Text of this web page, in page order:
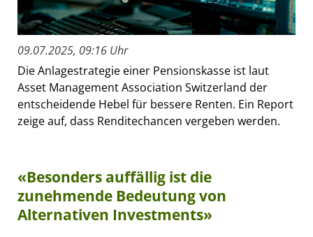
09.07.2025, 09:16 Uhr
Die Anlagestrategie einer Pensionskasse ist laut
Asset Management Association Switzerland der
entscheidende Hebel für bessere Renten. Ein Report
zeige auf, dass Renditechancen vergeben werden.
«Besonders auffällig ist die
zunehmende Bedeutung von
Alternativen Investments»